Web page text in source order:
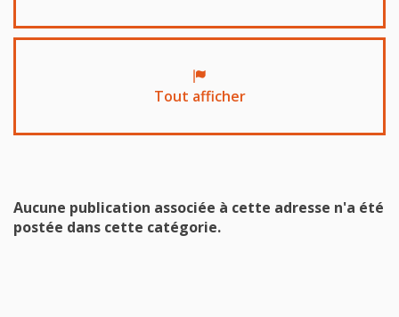
Tout afficher
Aucune publication associée à cette adresse n'a été
postée dans cette catégorie.